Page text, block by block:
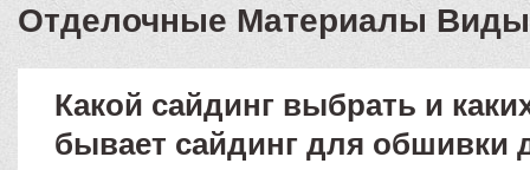
Отделочные Материалы Виды
Какой сайдинг выбрать и
бывает сайдинг для обшивки